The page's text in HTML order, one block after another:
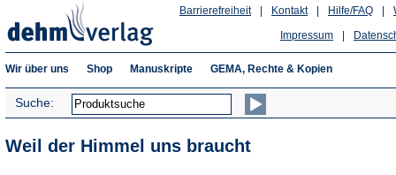
Hilfe/FAQ
Kontakt
Barrierefreiheit
Impressum
Wir über uns Shop Manuskripte GEMA, Rechte & Kopien
Suche:
Weil der Himmel uns braucht